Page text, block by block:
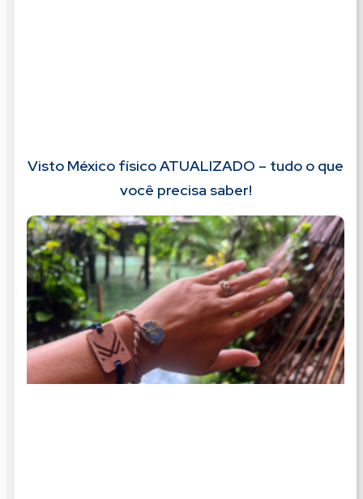
Visto México físico ATUALIZADO – tudo o que
você precisa saber!